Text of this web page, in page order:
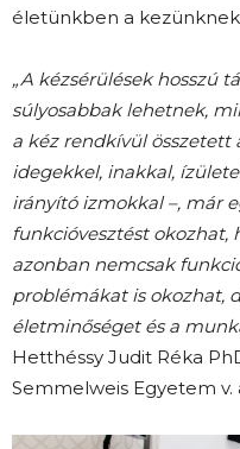
életünkben a
„A kézsérülések hosszú
súlyosabbak lehetnek,
a kéz rendkívül
idegekkel, inakkal,
irányító izmokkal –, már
funkcióvesztést okozhat,
azonban nemcsak
problémákat is okozhat,
életminőséget és a
Hetthéssy Judit Réka
Semmelweis Egyetem v.